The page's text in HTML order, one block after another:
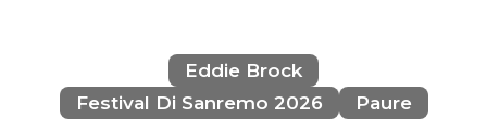
Eddie Brock
Festival Di Sanremo 2026
Paure